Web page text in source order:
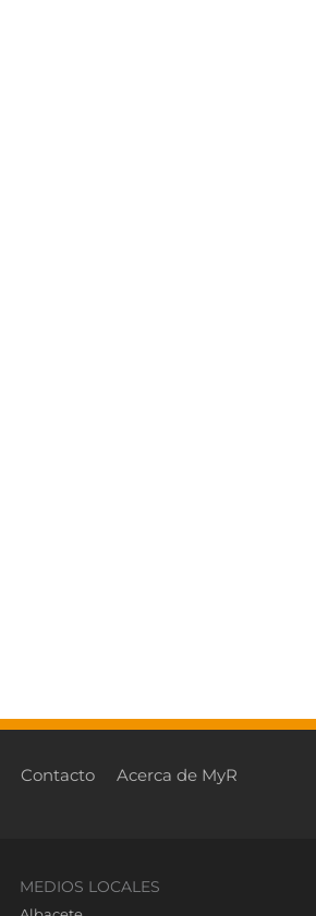
Contacto Acerca de MyR
MEDIOS LOCALES